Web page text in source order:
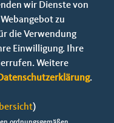
wir Dienste von
zu
die Verwendung
Einwilligung. Ihre
Weitere
.
)